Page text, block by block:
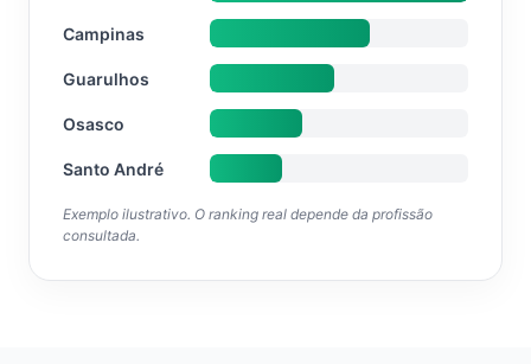
Campinas
Guarulhos
Osasco
Santo André
Exemplo ilustrativo. O ranking real depende da profissão
consultada.